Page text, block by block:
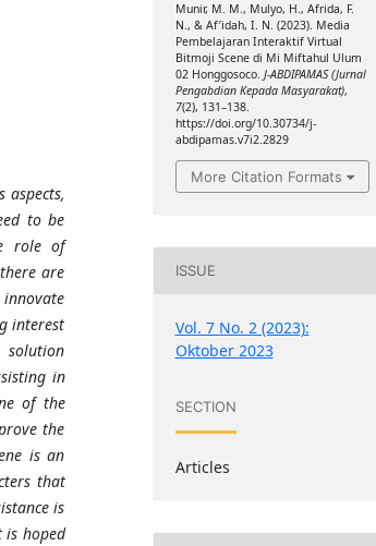
aspects,
to be
role of
are
interest
solution
in
of the
the
is an
that
is
hoped
Munir, M. M., Mulyo, H., Afrida, F.
N., & Af’idah, I. N. (2023). Media
Pembelajaran Interaktif Virtual
Bitmoji Scene di Mi Miftahul Ulum
02 Honggosoco. J-ABDIPAMAS (Jurnal
Pengabdian Kepada Masyarakat),
7(2), 131–138.
https://doi.org/10.30734/j-
abdipamas.v7i2.2829
More Citation Formats
ISSUE
Vol. 7 No. 2 (2023):
Oktober 2023
SECTION
Articles